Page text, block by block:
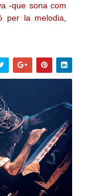
-que sona com
per la melodia,